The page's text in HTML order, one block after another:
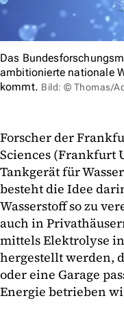
Das
ambitionierte nationale
kommt. Bild: © Thomas/
Forscher der
Sciences (Frankfurt
Tankgerät für
besteht die Idee
Wasserstoff so zu
auch in
mittels Elektrolyse
hergestellt werden,
oder eine Garage
Energie betrieben